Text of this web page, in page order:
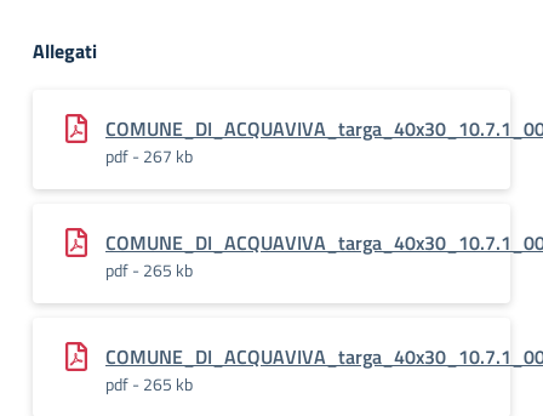
Allegati
pdf - 267 kb
pdf - 265 kb
pdf - 265 kb